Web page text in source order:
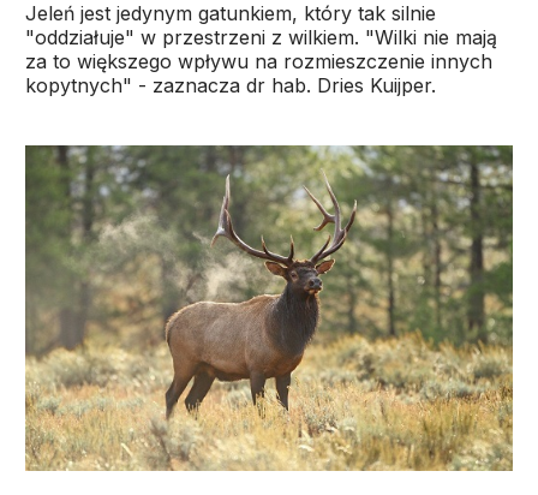
Jeleń jest jedynym gatunkiem, który tak silnie
"oddziałuje" w przestrzeni z wilkiem. "Wilki nie mają
za to większego wpływu na rozmieszczenie innych
kopytnych" - zaznacza dr hab. Dries Kuijper.